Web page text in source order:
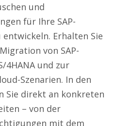
und
für Ihre SAP-
Erhalten Sie
von SAP-
4HANA und zur
Szenarien. In den
Sie direkt an konkreten
– von der
mit dem